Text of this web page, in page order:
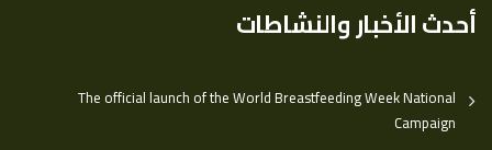
أحدث الأخبار والنشاطات
The official launch of the World Breastfeeding Week National
Campaign